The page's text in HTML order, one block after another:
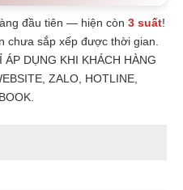
đầu tiên — hiện còn3 suất!
chưa sắp xếp được thời gian.
DỤNG KHI KHÁCH HÀNG
ZALO, HOTLINE,